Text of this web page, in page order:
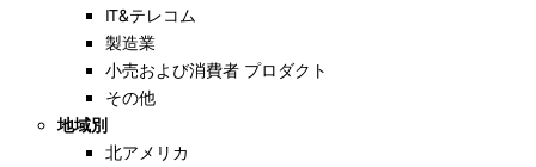
IT&テレコム
製造業
小売および消費者 プロダクト
その他
地域別
北アメリカ